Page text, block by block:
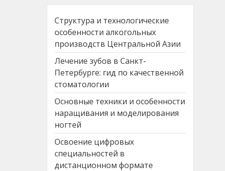
Структура и технологические
особенности алкогольных
производств Центральной Азии
Лечение зубов в Санкт-
Петербурге: гид по качественной
стоматологии
Основные техники и особенности
наращивания и моделирования
ногтей
Освоение цифровых
специальностей в
дистанционном формате